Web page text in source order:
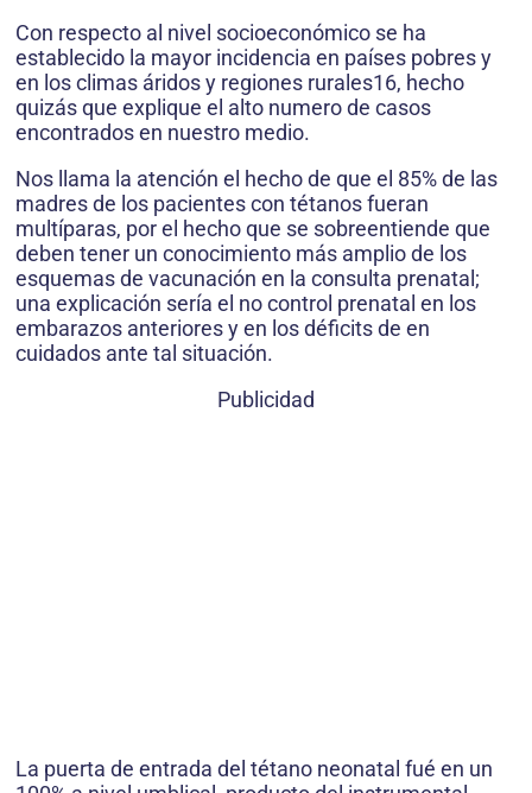
Con respecto al nivel socioeconómico se ha
establecido la mayor incidencia en países pobres y
en los climas áridos y regiones rurales16, hecho
quizás que explique el alto numero de casos
encontrados en nuestro medio.
Nos llama la atención el hecho de que el 85% de las
madres de los pacientes con tétanos fueran
multíparas, por el hecho que se sobreentiende que
deben tener un conocimiento más amplio de los
esquemas de vacunación en la consulta prenatal;
una explicación sería el no control prenatal en los
embarazos anteriores y en los déficits de en
cuidados ante tal situación.
Publicidad
La puerta de entrada del tétano neonatal fué en un